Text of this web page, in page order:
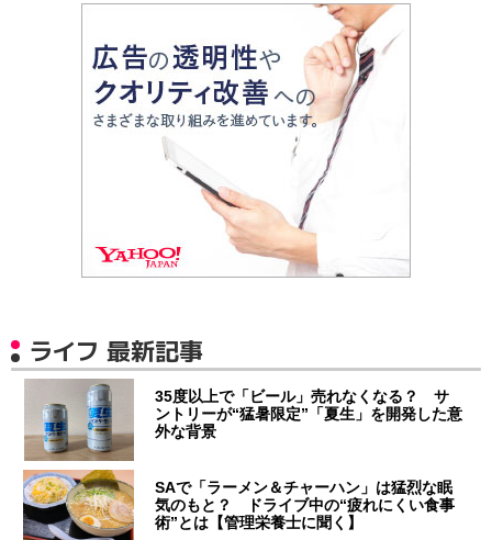
ライフ 最新記事
35度以上で「ビール」売れなくなる？ サ
ントリーが“猛暑限定”「夏生」を開発した意
外な背景
SAで「ラーメン＆チャーハン」は猛烈な眠
気のもと？ ドライブ中の“疲れにくい食事
術”とは【管理栄養士に聞く】